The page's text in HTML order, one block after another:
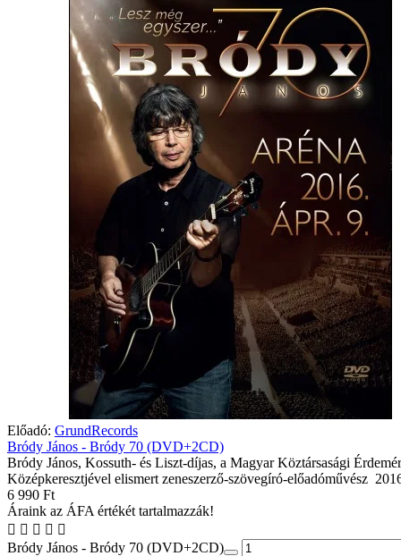
Előadó: GrundRecords
Bródy János - Bródy 70 (DVD+2CD)
Bródy János, Kossuth- és Liszt-díjas, a Magyar Köztársasági
Középkeresztjével elismert zeneszerző-szövegíró-előadóművész
6 990 Ft
Áraink az ÁFA értékét tartalmazzák!
Bródy János - Bródy 70 (DVD+2CD)